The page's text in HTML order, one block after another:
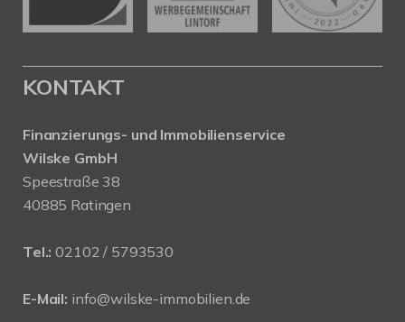
KONTAKT
Finanzierungs- und Immobilienservice
Wilske GmbH
Speestraße 38
40885 Ratingen
Tel.: 02102 / 5793530
E-Mail: info@wilske-immobilien.de